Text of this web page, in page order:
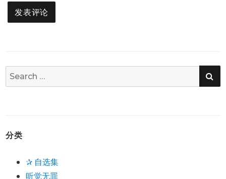
Search
for:
分类
✰ 自选集
听觉无罪